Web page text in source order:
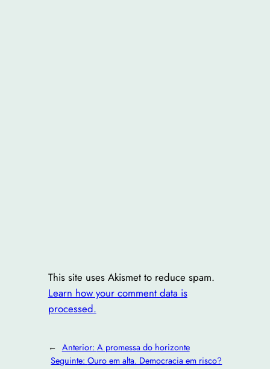
This site uses Akismet to reduce spam.
Learn how your comment data is
processed.
← Anterior: A promessa do horizonte
Seguinte:Ouro em alta. Democracia em risco?